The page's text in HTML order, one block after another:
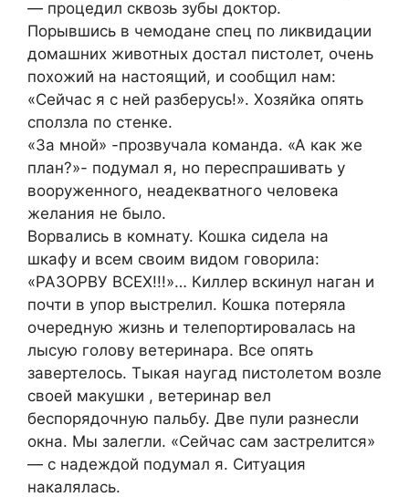
— процедил сквозь зубы доктор.
Порывшись в чемодане спец по ликвидации
домашних животных достал пистолет, очень
похожий на настоящий, и сообщил нам:
«Сейчас я с ней разберусь!». Хозяйка опять
сползла по стенке.
«За мной» -прозвучала команда. «А как же
план?»- подумал я, но переспрашивать у
вооруженного, неадекватного человека
желания не было.
Ворвались в комнату. Кошка сидела на
шкафу и всем своим видом говорила:
«РАЗОРВУ ВСЕХ!!!»… Киллер вскинул наган и
почти в упор выстрелил. Кошка потеряла
очередную жизнь и телепортировалась на
лысую голову ветеринара. Все опять
завертелось. Тыкая наугад пистолетом возле
своей макушки , ветеринар вел
беспорядочную пальбу. Две пули разнесли
окна. Мы залегли. «Сейчас сам застрелится»
— с надеждой подумал я. Ситуация
накалялась.